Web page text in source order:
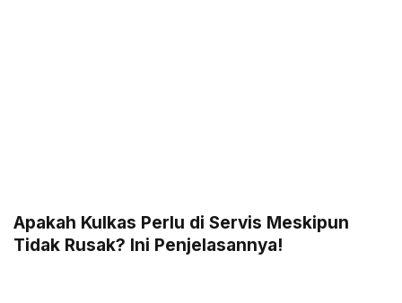
Apakah Kulkas Perlu di Servis Meskipun
Tidak Rusak? Ini Penjelasannya!